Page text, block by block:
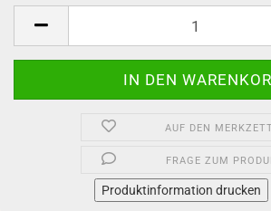
AUF DEN
FRAGE ZUM
Produktinformation drucken